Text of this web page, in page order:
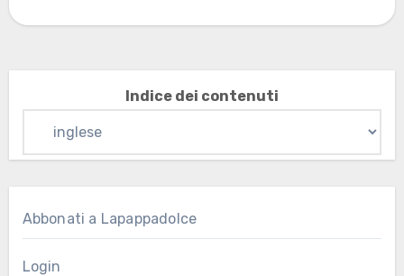
Indice dei contenuti
Abbonati a Lapappadolce
Login